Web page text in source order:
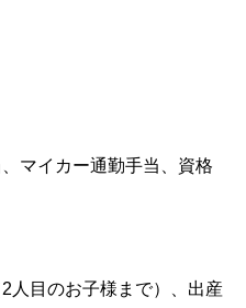
マイカー通勤手当、資格
人目のお子様まで）、出産